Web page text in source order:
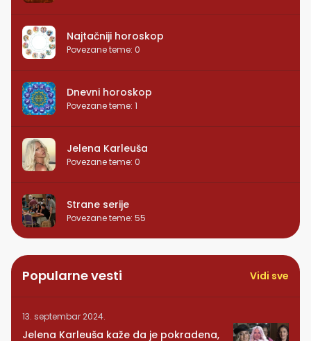
Najtačniji horoskop
Povezane teme: 0
Dnevni horoskop
Povezane teme: 1
Jelena Karleuša
Povezane teme: 0
Strane serije
Povezane teme: 55
Popularne vesti Vidi sve
13. septembar 2024.
Jelena Karleuša kaže da je pokradena,